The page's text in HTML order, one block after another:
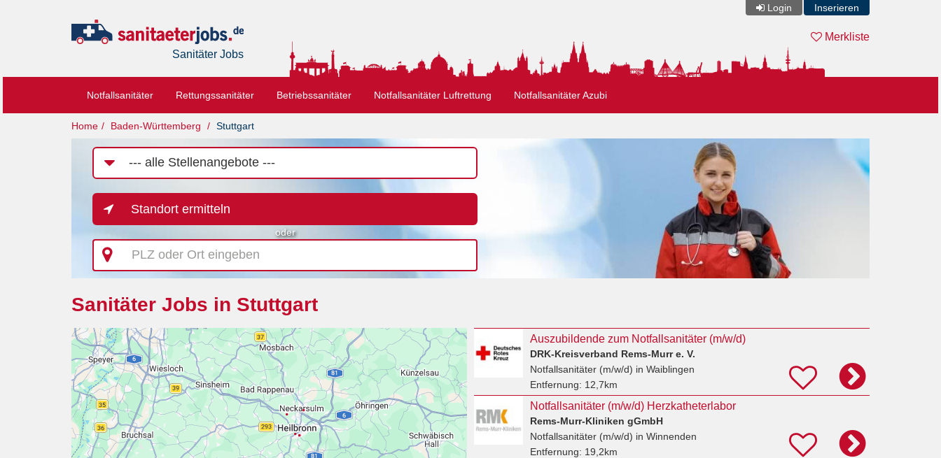
Login Inserieren
Sanitäter Jobs
Merkliste
Notfallsanitäter Rettungssanitäter Betriebssanitäter Notfallsanitäter Luftrettung Notfallsanitäter Azubi
Home Baden-Württemberg Stuttgart
Job-
Kategorie
Standort ermitteln
oder
PLZ
oder
Ort
Sanitäter Jobs in Stuttgart
Auszubildende zum Notfallsanitäter (m/w/d)
DRK-Kreisverband Rems-Murr e. V.
Notfallsanitäter (m/w/d) in Waiblingen
Entfernung: 12,7km
Notfallsanitäter (m/w/d) Herzkatheterlabor
Rems-Murr-Kliniken gGmbH
Notfallsanitäter (m/w/d) in Winnenden
Entfernung: 19,2km